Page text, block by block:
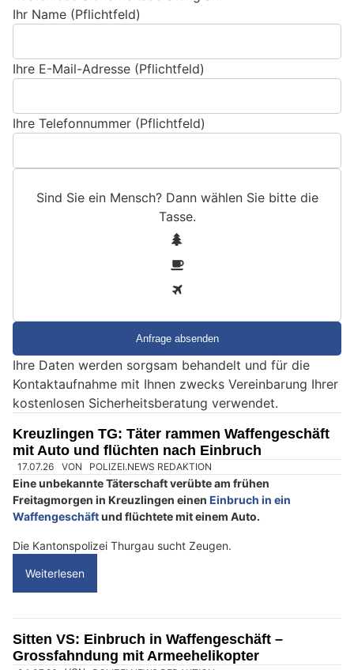
Ihr Name (Pflichtfeld)
Ihre E-Mail-Adresse (Pflichtfeld)
Ihre Telefonnummer (Pflichtfeld)
Sind Sie ein Mensch? Dann wählen Sie bitte die
Tasse.
e
i
n
e
n
s
c
h
D
a
n
w
ä
Ihre Daten werden sorgsam behandelt und für die
Kontaktaufnahme mit Ihnen zwecks Vereinbarung Ihrer
kostenlosen Sicherheitsberatung verwendet.
Kreuzlingen TG: Täter rammen Waffengeschäft
mit Auto und flüchten nach Einbruch